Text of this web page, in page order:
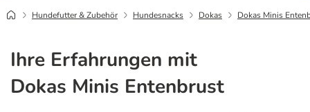
Hundefutter & Zubehör Hundesnacks Dokas Dokas Minis
Ihre Erfahrungen mit
Dokas Minis Entenbrust